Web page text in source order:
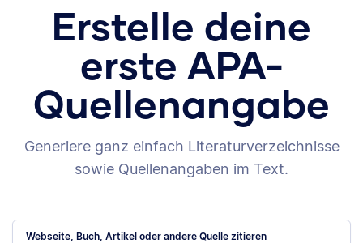
Erstelle deine
erste APA-
Quellenangabe
Generiere ganz einfach Literaturverzeichnisse
sowie Quellenangaben im Text.
Webseite, Buch, Artikel oder andere Quelle zitieren